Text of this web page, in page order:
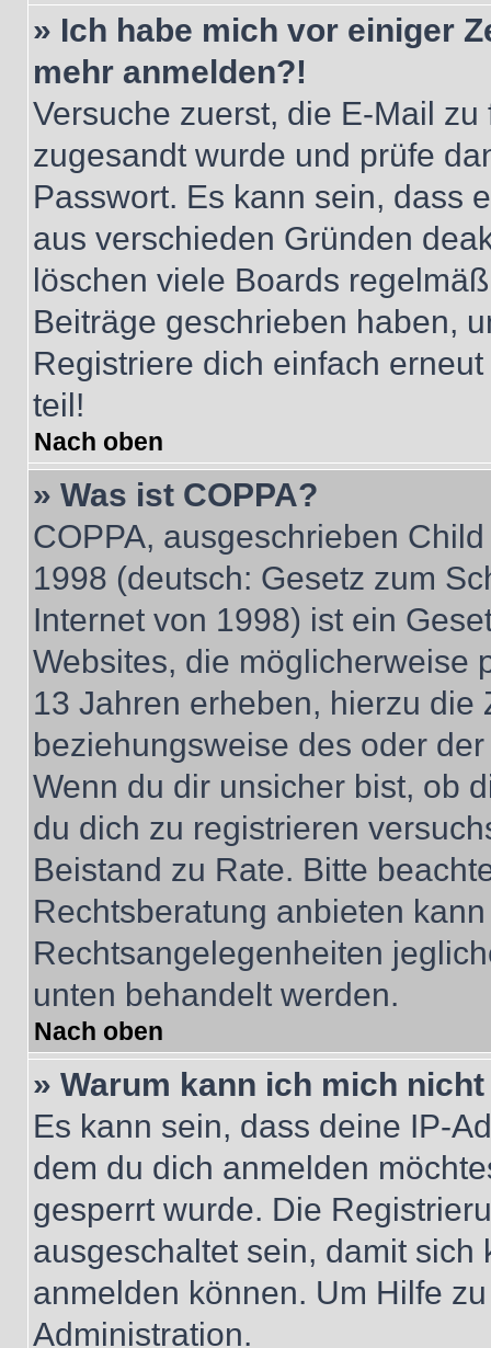
» Ich habe mich vor einiger
mehr anmelden?!
Versuche zuerst, die E-Mail
zugesandt wurde und prüfe
Passwort. Es kann sein, dass
aus verschieden Gründen
löschen viele Boards
Beiträge geschrieben haben,
Registriere dich einfach
teil!
Nach oben
» Was ist COPPA?
COPPA, ausgeschrieben
1998 (deutsch: Gesetz zum
Internet von 1998) ist ein
Websites, die möglicherweise
13 Jahren erheben, hierzu die
beziehungsweise des oder
Wenn du dir unsicher bist, ob
du dich zu registrieren
Beistand zu Rate. Bitte
Rechtsberatung anbieten
Rechtsangelegenheiten
unten behandelt werden.
Nach oben
» Warum kann ich mich
Es kann sein, dass deine IP-
dem du dich anmelden
gesperrt wurde. Die
ausgeschaltet sein, damit
anmelden können. Um Hilfe
Administration.